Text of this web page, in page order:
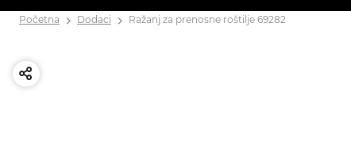
Početna Dodaci Ražanj za prenosne roštilje 69282